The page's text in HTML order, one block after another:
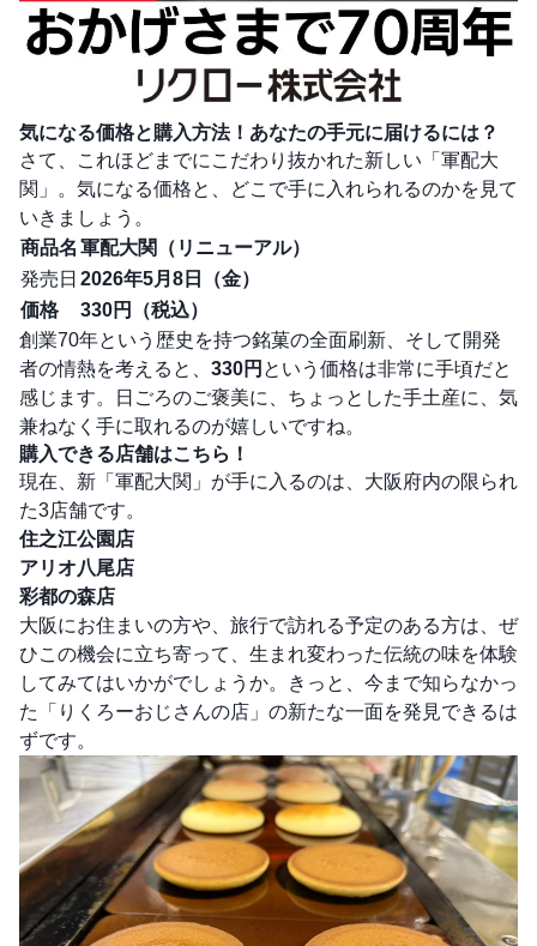
気になる価格と購入方法！あなたの手元に届けるには？
さて、これほどまでにこだわり抜かれた新しい「軍配大
関」。気になる価格と、どこで手に入れられるのかを見て
いきましょう。
商品名 軍配大関（リニューアル）
発売日 2026年5月8日（金）
価格
330円（税込）
創業70年という歴史を持つ銘菓の全面刷新、そして開発
者の情熱を考えると、 330円 という価格は非常に手頃だと
感じます。日ごろのご褒美に、ちょっとした手土産に、気
兼ねなく手に取れるのが嬉しいですね。
購入できる店舗はこちら！
現在、新「軍配大関」が手に入るのは、大阪府内の限られ
た3店舗です。
住之江公園店
アリオ八尾店
彩都の森店
大阪にお住まいの方や、旅行で訪れる予定のある方は、ぜ
ひこの機会に立ち寄って、生まれ変わった伝統の味を体験
してみてはいかがでしょうか。きっと、今まで知らなかっ
た「りくろーおじさんの店」の新たな一面を発見できるは
ずです。